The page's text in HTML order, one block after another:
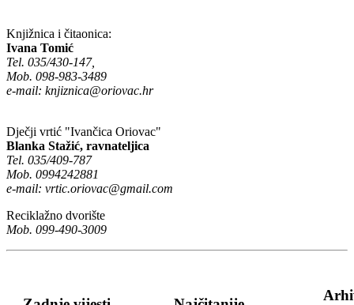
Knjižnica i čitaonica:
Ivana Tomić
Tel. 035/430-147,
Mob. 098-983-3489
e-mail: knjiznica@oriovac.hr
Dječji vrtić "Ivančica Oriovac"
Blanka Stažić, ravnateljica
Tel. 035/409-787
Mob. 0994242881
e-mail: vrtic.oriovac@gmail.com
Reciklažno dvorište
Mob. 099-490-3009